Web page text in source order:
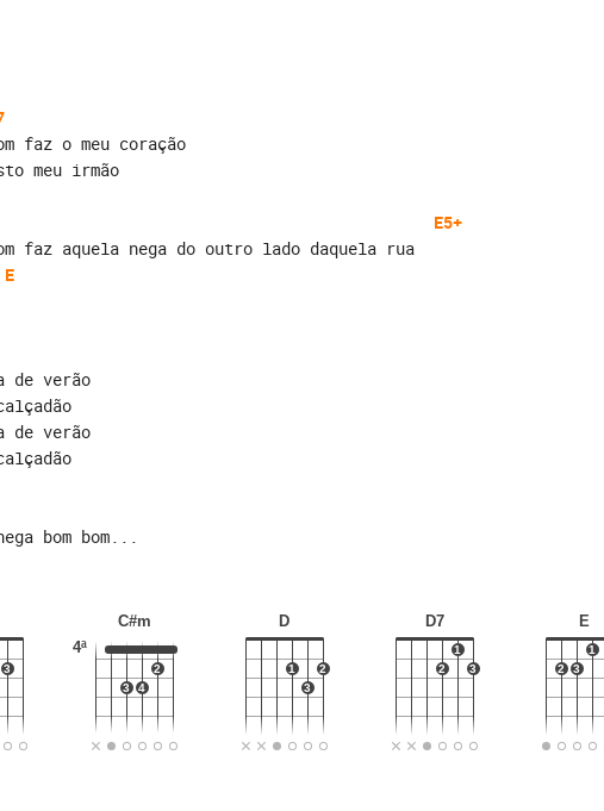
faz o meu coração
meu irmão
E5+
faz aquela nega do outro lado daquela rua
E
de verão
de verão
bom bom...
3
C#m
4ª
2
3
4
D
1
2
3
D7
1
2
3
E
1
2
3